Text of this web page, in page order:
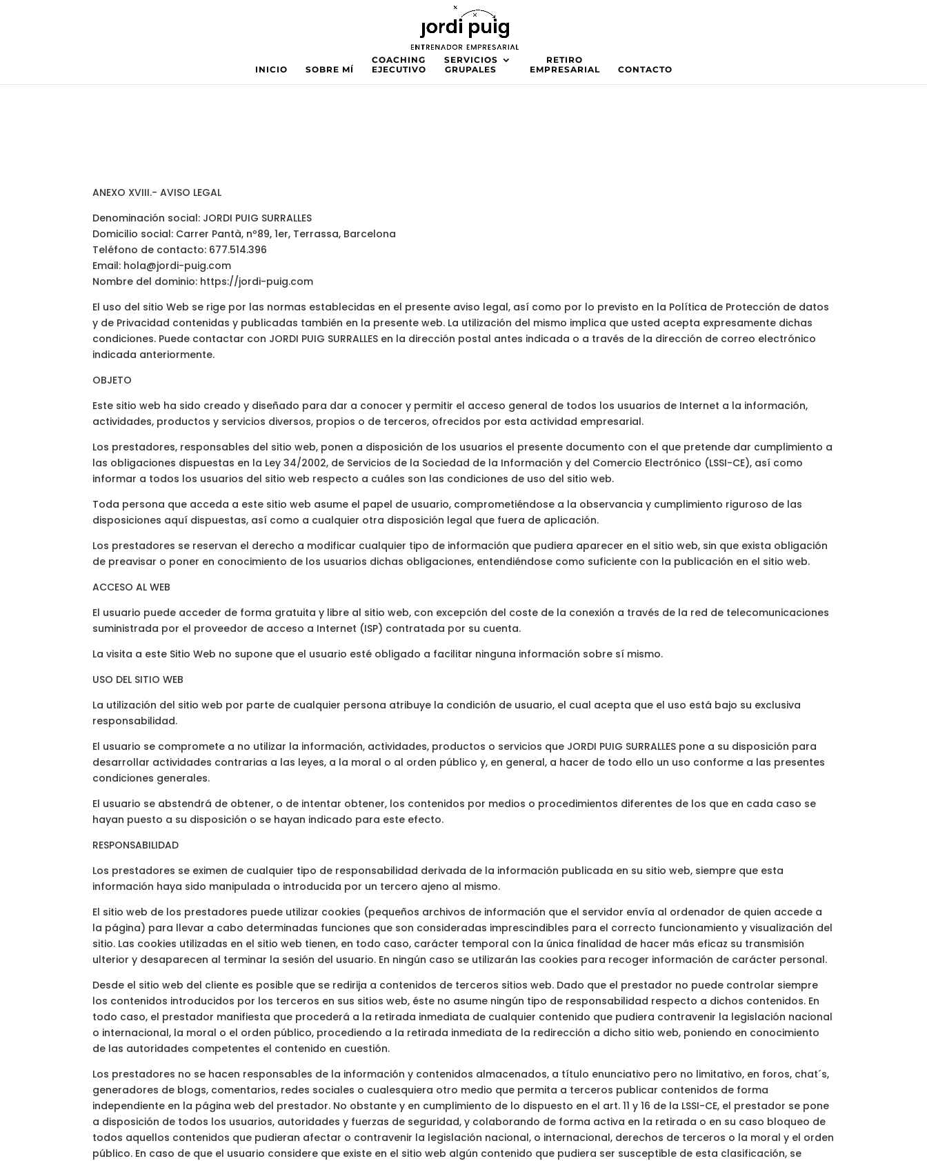
INICIO SOBRE MÍ
COACHING
EJECUTIVO
SERVICIOS
GRUPALES
RETIRO
EMPRESARIAL
CONTACTO
ANEXO XVIII.- AVISO LEGAL
Denominación social: JORDI PUIG SURRALLES
Domicilio social: Carrer Pantà, nº89, 1er, Terrassa, Barcelona
Teléfono de contacto: 677.514.396
Email: hola@jordi-puig.com
Nombre del dominio: https://jordi-puig.com
El uso del sitio Web se rige por las normas establecidas en el presente aviso legal, así como por lo previsto en la Política de Protección de datos
y de Privacidad contenidas y publicadas también en la presente web. La utilización del mismo implica que usted acepta expresamente dichas
condiciones. Puede contactar con JORDI PUIG SURRALLES en la dirección postal antes indicada o a través de la dirección de correo electrónico
indicada anteriormente.
OBJETO
Este sitio web ha sido creado y diseñado para dar a conocer y permitir el acceso general de todos los usuarios de Internet a la información,
actividades, productos y servicios diversos, propios o de terceros, ofrecidos por esta actividad empresarial.
Los prestadores, responsables del sitio web, ponen a disposición de los usuarios el presente documento con el que pretende dar cumplimiento a
las obligaciones dispuestas en la Ley 34/2002, de Servicios de la Sociedad de la Información y del Comercio Electrónico (LSSI-CE), así como
informar a todos los usuarios del sitio web respecto a cuáles son las condiciones de uso del sitio web.
Toda persona que acceda a este sitio web asume el papel de usuario, comprometiéndose a la observancia y cumplimiento riguroso de las
disposiciones aquí dispuestas, así como a cualquier otra disposición legal que fuera de aplicación.
Los prestadores se reservan el derecho a modificar cualquier tipo de información que pudiera aparecer en el sitio web, sin que exista obligación
de preavisar o poner en conocimiento de los usuarios dichas obligaciones, entendiéndose como suficiente con la publicación en el sitio web.
ACCESO AL WEB
El usuario puede acceder de forma gratuita y libre al sitio web, con excepción del coste de la conexión a través de la red de telecomunicaciones
suministrada por el proveedor de acceso a Internet (ISP) contratada por su cuenta.
La visita a este Sitio Web no supone que el usuario esté obligado a facilitar ninguna información sobre sí mismo.
USO DEL SITIO WEB
La utilización del sitio web por parte de cualquier persona atribuye la condición de usuario, el cual acepta que el uso está bajo su exclusiva
responsabilidad.
El usuario se compromete a no utilizar la información, actividades, productos o servicios que JORDI PUIG SURRALLES pone a su disposición para
desarrollar actividades contrarias a las leyes, a la moral o al orden público y, en general, a hacer de todo ello un uso conforme a las presentes
condiciones generales.
El usuario se abstendrá de obtener, o de intentar obtener, los contenidos por medios o procedimientos diferentes de los que en cada caso se
hayan puesto a su disposición o se hayan indicado para este efecto.
RESPONSABILIDAD
Los prestadores se eximen de cualquier tipo de responsabilidad derivada de la información publicada en su sitio web, siempre que esta
información haya sido manipulada o introducida por un tercero ajeno al mismo.
El sitio web de los prestadores puede utilizar cookies (pequeños archivos de información que el servidor envía al ordenador de quien accede a
la página) para llevar a cabo determinadas funciones que son consideradas imprescindibles para el correcto funcionamiento y visualización del
sitio. Las cookies utilizadas en el sitio web tienen, en todo caso, carácter temporal con la única finalidad de hacer más eficaz su transmisión
ulterior y desaparecen al terminar la sesión del usuario. En ningún caso se utilizarán las cookies para recoger información de carácter personal.
Desde el sitio web del cliente es posible que se redirija a contenidos de terceros sitios web. Dado que el prestador no puede controlar siempre
los contenidos introducidos por los terceros en sus sitios web, éste no asume ningún tipo de responsabilidad respecto a dichos contenidos. En
todo caso, el prestador manifiesta que procederá a la retirada inmediata de cualquier contenido que pudiera contravenir la legislación nacional
o internacional, la moral o el orden público, procediendo a la retirada inmediata de la redirección a dicho sitio web, poniendo en conocimiento
de las autoridades competentes el contenido en cuestión.
Los prestadores no se hacen responsables de la información y contenidos almacenados, a título enunciativo pero no limitativo, en foros, chat´s,
generadores de blogs, comentarios, redes sociales o cualesquiera otro medio que permita a terceros publicar contenidos de forma
independiente en la página web del prestador. No obstante y en cumplimiento de lo dispuesto en el art. 11 y 16 de la LSSI-CE, el prestador se pone
a disposición de todos los usuarios, autoridades y fuerzas de seguridad, y colaborando de forma activa en la retirada o en su caso bloqueo de
todos aquellos contenidos que pudieran afectar o contravenir la legislación nacional, o internacional, derechos de terceros o la moral y el orden
público. En caso de que el usuario considere que existe en el sitio web algún contenido que pudiera ser susceptible de esta clasificación, se